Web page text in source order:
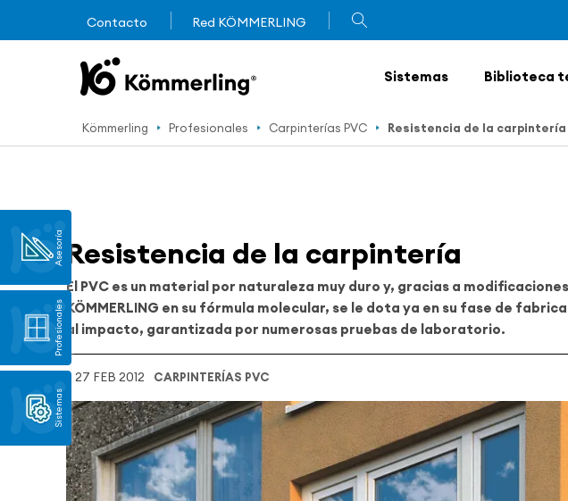
Contacto Red KÖMMERLING
Sistemas Biblioteca
Asesoría
Profesionales
Sistemas
Kömmerling Profesionales Carpinterías PVC Resistencia de la carpintería
Resistencia de la carpintería
El PVC es un material por naturaleza muy duro y, gracias a
KÖMMERLING en su fórmula molecular, se le dota ya en su fase de
al impacto, garantizada por numerosas pruebas de laboratorio.
27 FEB 2012 CARPINTERÍAS PVC